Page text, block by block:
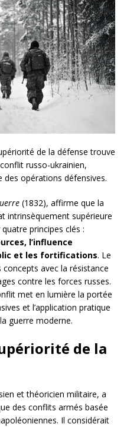
de la défense trouve
russo-ukrainien,
des opérations défensives.
(1832), affirme que la
intrinsèquement supérieure
principes clés :
l’influence
et les fortifications. Le
avec la résistance
contre les forces russes.
met en lumière la portée
et l’application pratique
guerre moderne.
de la
et théoricien militaire, a
des conflits armés basée
Il considérait